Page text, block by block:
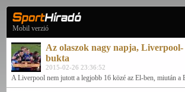
Mobil verzió
Az olaszok nagy napja, Liverpool-
bukta
2015-02-26 23:36:52
A Liverpool nem jutott a legjobb 16 közé az El-ben, miután a